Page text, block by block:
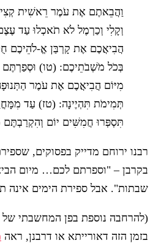
וַהֲבֵאתֶם אֶת עֹמֶר רֵאשִׁית
וְקָלִי וְכַרְמֶל לֹא תֹאכְלוּ עַד
הֲבִיאֲכֶם אֶת קָרְבַּן אֱ-לֹהֵיכֶם
בְּכֹל מֹשְׁבֹתֵיכֶם: (טו)
מִיּוֹם הֲבִיאֲכֶם אֶת עֹמֶר
תְּמִימֹת תִּהְיֶינָה: (טז) עַד
תִּסְפְּרוּ חֲמִשִּׁים יוֹם
רבנו ירוחם מדייק בפסוקים,
בקרבן – "וספרתם לכם… מיום
שבתות". אבל ספירת הימים אינה
(להרחבה נוספת בפן המחשבתי
בזמן הזה דאורייתא או דרבנן, ראה